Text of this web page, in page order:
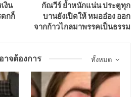
งิน
ดกก็
กัณวีร์ ย้ำหนักแน่น ประตูทุก
บานยังเปิดให้ หมออ๋อง ออก
จากก้าวไกลมาพรรคเป็นธรรม
ทั้งหมด
จต้องการ